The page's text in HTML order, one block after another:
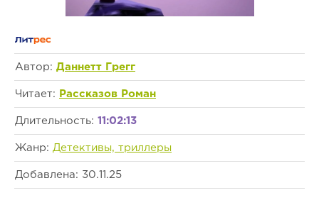
Автор: Даннетт Грегг
Читает: Рассказов Роман
Длительность: 11:02:13
Жанр: Детективы, триллеры
Добавлена: 30.11.25